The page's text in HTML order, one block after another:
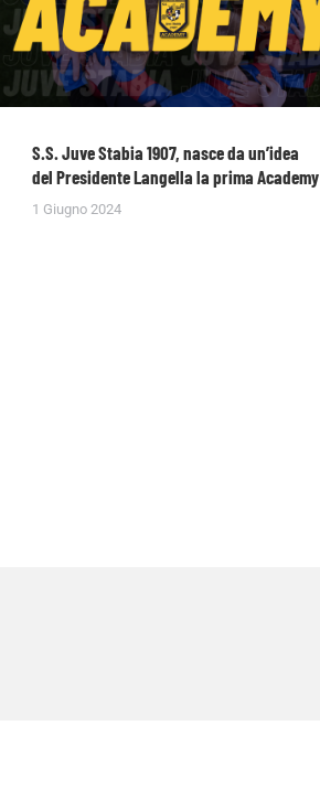
S.S. Juve Stabia 1907, nasce da un’idea
del Presidente Langella la prima Academy
1 Giugno 2024